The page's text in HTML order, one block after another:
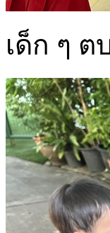
เด็ก ๆ